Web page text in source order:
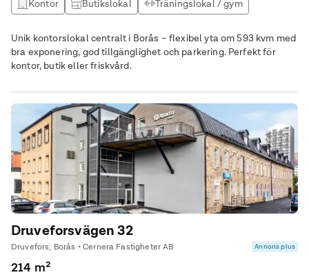
Kontor Butikslokal
Träningslokal / gym
Unik kontorslokal centralt i Borås – flexibel yta om 593 kvm med
bra exponering, god tillgänglighet och parkering. Perfekt för
kontor, butik eller friskvård.
Druveforsvägen 32
Druvefors, Borås • Cernera Fastigheter AB Annons plus
214 m²